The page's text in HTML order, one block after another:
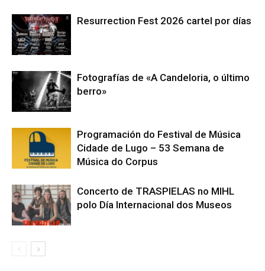
Resurrection Fest 2026 cartel por días
Fotografías de «A Candeloria, o último
berro»
Programación do Festival de Música
Cidade de Lugo – 53 Semana de
Música do Corpus
Concerto de TRASPIELAS no MIHL
polo Día Internacional dos Museos